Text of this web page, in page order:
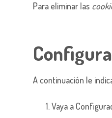
Para eliminar las
A continuación le
Vaya a